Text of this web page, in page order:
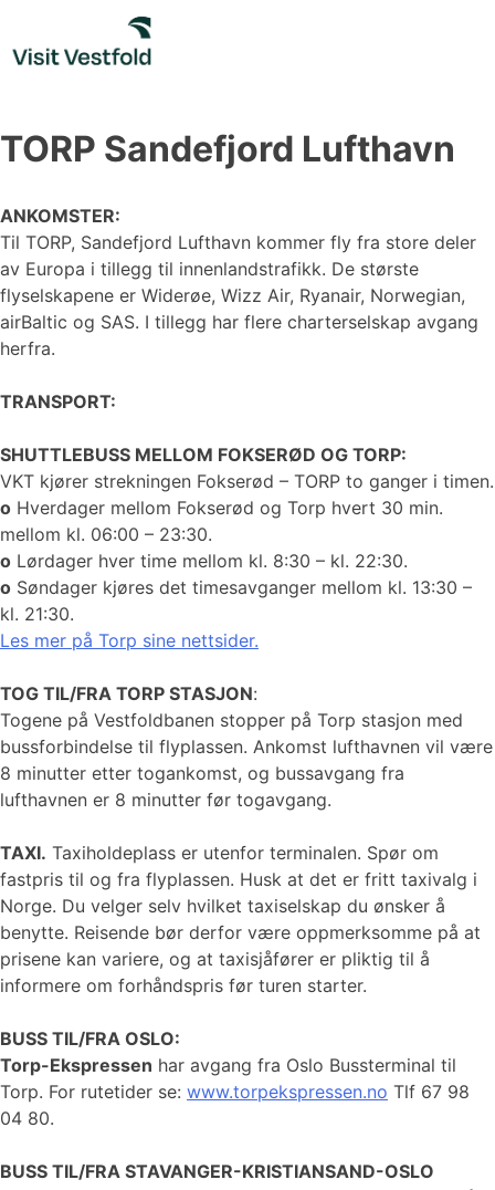
content
TORP Sandefjord Lufthavn
ANKOMSTER:
Til TORP, Sandefjord Lufthavn kommer fly fra store deler
av Europa i tillegg til innenlandstrafikk. De største
flyselskapene er Widerøe, Wizz Air, Ryanair, Norwegian,
airBaltic og SAS. I tillegg har flere charterselskap avgang
herfra.
TRANSPORT:
SHUTTLEBUSS MELLOM FOKSERØD OG TORP:
VKT kjører strekningen Fokserød – TORP to ganger i timen.
o Hverdager mellom Fokserød og Torp hvert 30 min.
mellom kl. 06:00 – 23:30.
o Lørdager hver time mellom kl. 8:30 – kl. 22:30.
o Søndager kjøres det timesavganger mellom kl. 13:30 –
kl. 21:30.
​​​​​Les mer på Torp sine nettsider.
TOG TIL/FRA TORP STASJON:
Togene på Vestfoldbanen stopper på Torp stasjon med
bussforbindelse til flyplassen. Ankomst lufthavnen vil være
8 minutter etter togankomst, og bussavgang fra
lufthavnen er 8 minutter før togavgang.
TAXI. Taxiholdeplass er utenfor terminalen. Spør om
fastpris til og fra flyplassen. Husk at det er fritt taxivalg i
Norge. Du velger selv hvilket taxiselskap du ønsker å
benytte. Reisende bør derfor være oppmerksomme på at
prisene kan variere, og at taxisjåfører er pliktig til å
informere om forhåndspris før turen starter.
BUSS TIL/FRA OSLO:
Torp-Ekspressen har avgang fra Oslo Bussterminal til
Torp. For rutetider se: www.torpekspressen.no Tlf 67 98
04 80.
BUSS TIL/FRA STAVANGER-KRISTIANSAND-OSLO